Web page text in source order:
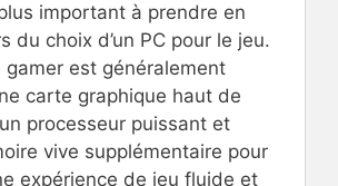
important à prendre en
du choix d’un PC pour le jeu.
gamer est généralement
carte graphique haut de
processeur puissant et
vive supplémentaire pour
expérience de jeu fluide et